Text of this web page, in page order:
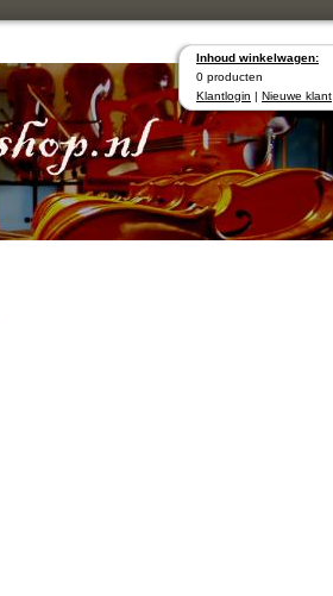
Inhoud winkelwagen:
0 producten
Klantlogin | Nieuwe klant